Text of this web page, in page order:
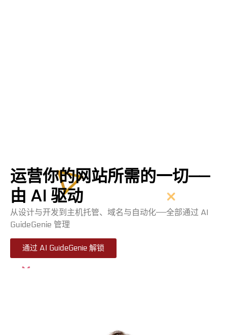
运营你的网站所需的一切——
由 AI 驱动
从设计与开发到主机托管、域名与自动化——全部通过 AI
GuideGenie 管理
通过 AI GuideGenie 解锁